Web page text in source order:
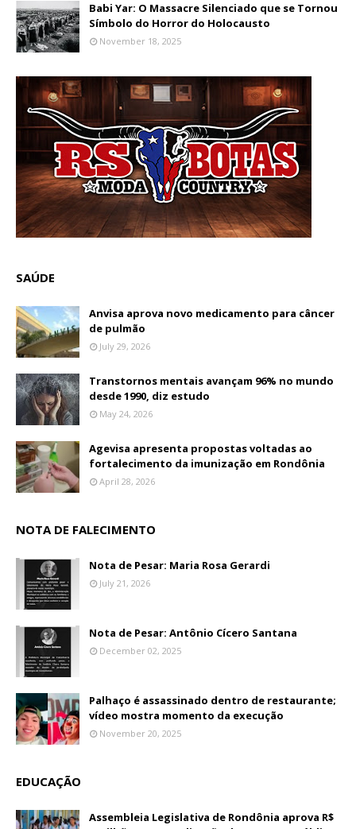
Babi Yar: O Massacre Silenciado que se Tornou
Símbolo do Horror do Holocausto
November 18, 2025
SAÚDE
Anvisa aprova novo medicamento para câncer
de pulmão
July 29, 2026
Transtornos mentais avançam 96% no mundo
desde 1990, diz estudo
May 24, 2026
Agevisa apresenta propostas voltadas ao
fortalecimento da imunização em Rondônia
April 28, 2026
NOTA DE FALECIMENTO
Nota de Pesar: Maria Rosa Gerardi
July 21, 2026
Nota de Pesar: Antônio Cícero Santana
December 02, 2025
Palhaço é assassinado dentro de restaurante;
vídeo mostra momento da execução
November 20, 2025
EDUCAÇÃO
Assembleia Legislativa de Rondônia aprova R$